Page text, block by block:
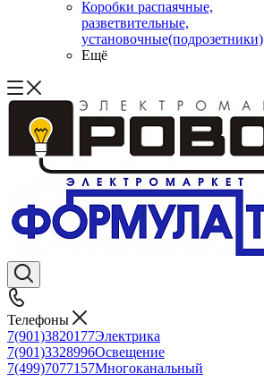
Коробки распаячные,
разветвительные,
установочные(подрозетники)
Ещё
Телефоны
7(901)3820177Электрика
7(901)3328996Освещение
7(499)7077157Многоканальный